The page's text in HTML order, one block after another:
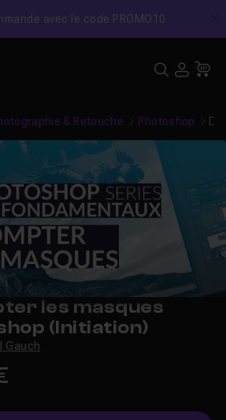
avec le code PROMO10
& Retouche Photoshop
les masques
(Initiation)
Gauch